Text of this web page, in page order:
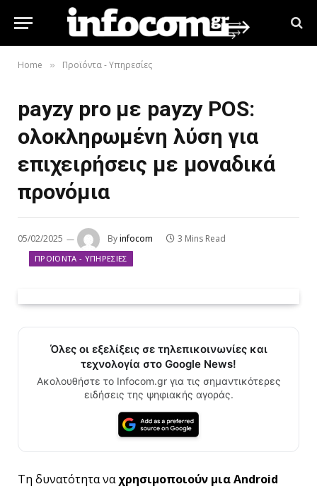
Home » Προϊόντα - Υπηρεσίες
payzy pro με payzy POS:
ολοκληρωμένη λύση για
επιχειρήσεις με μοναδικά
προνόμια
05/02/2025 Byinfocom 3 Mins Read
ΠΡΟΪΌΝΤΑ - ΥΠΗΡΕΣΊΕΣ
Όλες οι εξελίξεις σε τηλεπικοινωνίες και
τεχνολογία στο Google News!
Ακολουθήστε το Infocom.gr για τις σημαντικότερες
ειδήσεις της ψηφιακής αγοράς.
Τη δυνατότητα ναχρησιμοποιούν μιαAndroid